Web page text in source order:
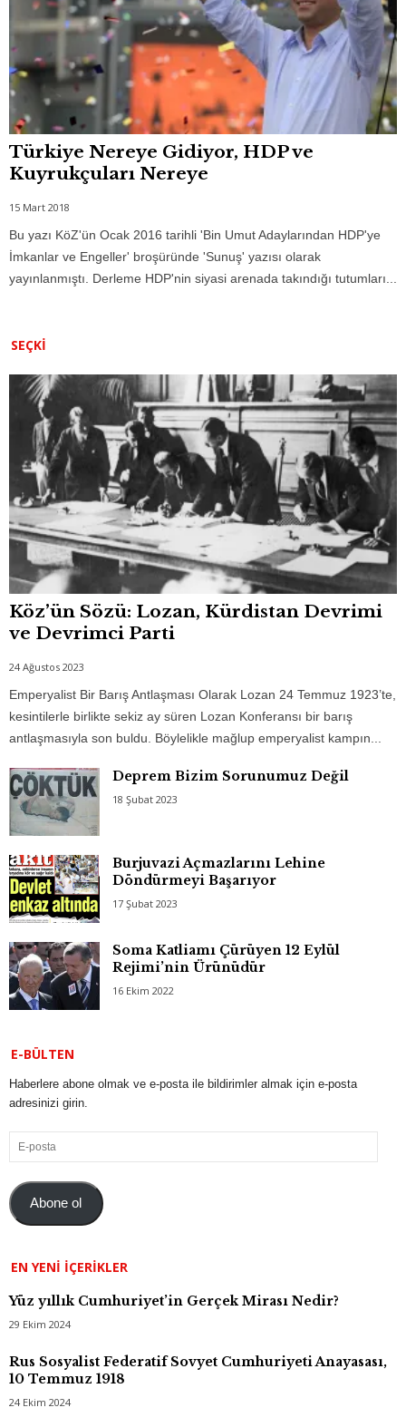
Türkiye Nereye Gidiyor, HDP ve
Kuyrukçuları Nereye
15 Mart 2018
Bu yazı KöZ'ün Ocak 2016 tarihli 'Bin Umut Adaylarından HDP'ye
İmkanlar ve Engeller' broşüründe 'Sunuş' yazısı olarak
yayınlanmıştı. Derleme HDP'nin siyasi arenada takındığı tutumları...
SEÇKI
Köz’ün Sözü: Lozan, Kürdistan Devrimi
ve Devrimci Parti
24 Ağustos 2023
Emperyalist Bir Barış Antlaşması Olarak Lozan 24 Temmuz 1923’te,
kesintilerle birlikte sekiz ay süren Lozan Konferansı bir barış
antlaşmasıyla son buldu. Böylelikle mağlup emperyalist kampın...
Deprem Bizim Sorunumuz Değil
18 Şubat 2023
Burjuvazi Açmazlarını Lehine
Döndürmeyi Başarıyor
17 Şubat 2023
Soma Katliamı Çürüyen 12 Eylül
Rejimi’nin Ürünüdür
16 Ekim 2022
E-BÜLTEN
Haberlere abone olmak ve e-posta ile bildirimler almak için e-posta
adresinizi girin.
E-
posta
Abone ol
EN YENI İÇERIKLER
Yüz yıllık Cumhuriyet’in Gerçek Mirası Nedir?
29 Ekim 2024
Rus Sosyalist Federatif Sovyet Cumhuriyeti Anayasası,
10 Temmuz 1918
24 Ekim 2024